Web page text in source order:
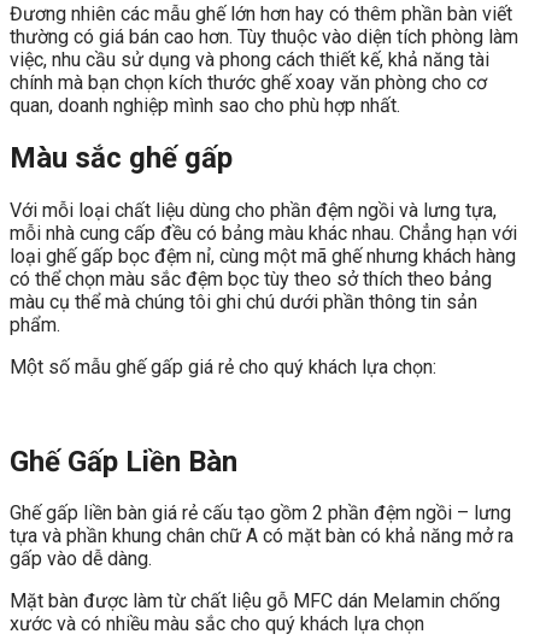
Đương nhiên các mẫu ghế lớn hơn hay có thêm phần bàn viết
thường có giá bán cao hơn. Tùy thuộc vào diện tích phòng làm
việc, nhu cầu sử dụng và phong cách thiết kế, khả năng tài
chính mà bạn chọn kích thước ghế xoay văn phòng cho cơ
quan, doanh nghiệp mình sao cho phù hợp nhất.
Màu sắc ghế gấp
Với mỗi loại chất liệu dùng cho phần đệm ngồi và lưng tựa,
mỗi nhà cung cấp đều có bảng màu khác nhau. Chẳng hạn với
loại ghế gấp bọc đệm nỉ, cùng một mã ghế nhưng khách hàng
có thể chọn màu sắc đệm bọc tùy theo sở thích theo bảng
màu cụ thể mà chúng tôi ghi chú dưới phần thông tin sản
phẩm.
Một số mẫu ghế gấp giá rẻ cho quý khách lựa chọn:
Ghế Gấp Liền Bàn
Ghế gấp liền bàn giá rẻ cấu tạo gồm 2 phần đệm ngồi – lưng
tựa và phần khung chân chữ A có mặt bàn có khả năng mở ra
gấp vào dễ dàng.
Mặt bàn được làm từ chất liệu gỗ MFC dán Melamin chống
xước và có nhiều màu sắc cho quý khách lựa chọn